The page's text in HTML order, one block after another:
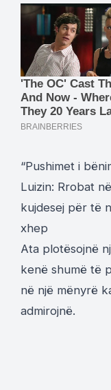
“Pushimet i
Luizin: Rrobat
kujdesej për të
xhep
Ata plotësojnë
kenë shumë të
në një mënyrë
admirojnë.